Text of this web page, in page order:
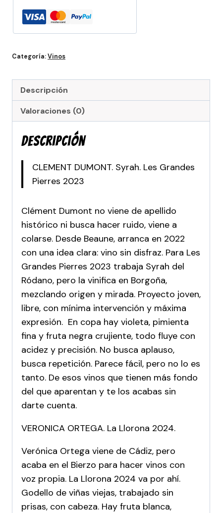
cantidad
Categoría:Vinos
Descripción
Valoraciones (0)
Descripción
CLEMENT DUMONT. Syrah. Les Grandes
Pierres 2023
Clément Dumont no viene de apellido
histórico ni busca hacer ruido, viene a
colarse. Desde Beaune, arranca en 2022
con una idea clara: vino sin disfraz. Para Les
Grandes Pierres 2023 trabaja Syrah del
Ródano, pero la vinifica en Borgoña,
mezclando origen y mirada. Proyecto joven,
libre, con mínima intervención y máxima
expresión. En copa hay violeta, pimienta
fina y fruta negra crujiente, todo fluye con
acidez y precisión. No busca aplauso,
busca repetición. Parece fácil, pero no lo es
tanto. De esos vinos que tienen más fondo
del que aparentan y te los acabas sin
darte cuenta.
VERONICA ORTEGA. La Llorona 2024.
Verónica Ortega viene de Cádiz, pero
acaba en el Bierzo para hacer vinos con
voz propia. La Llorona 2024 va por ahí.
Godello de viñas viejas, trabajado sin
prisas, con cabeza. Hay fruta blanca,